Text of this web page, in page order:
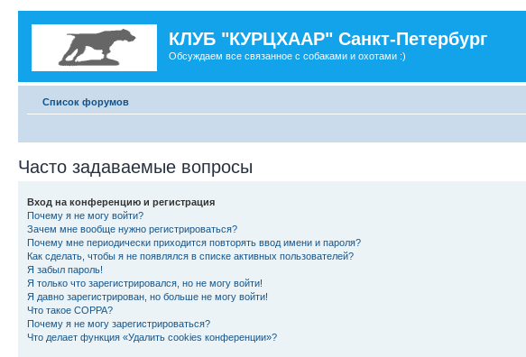
КЛУБ "КУРЦХААР" Санкт-Петербург
Обсуждаем все связанное с собаками и охотами :)
Список форумов
Часто задаваемые вопросы
Вход на конференцию и регистрация
Почему я не могу войти?
Зачем мне вообще нужно регистрироваться?
Почему мне периодически приходится повторять ввод имени и пароля?
Как сделать, чтобы я не появлялся в списке активных пользователей?
Я забыл пароль!
Я только что зарегистрировался, но не могу войти!
Я давно зарегистрирован, но больше не могу войти!
Что такое COPPA?
Почему я не могу зарегистрироваться?
Что делает функция «Удалить cookies конференции»?